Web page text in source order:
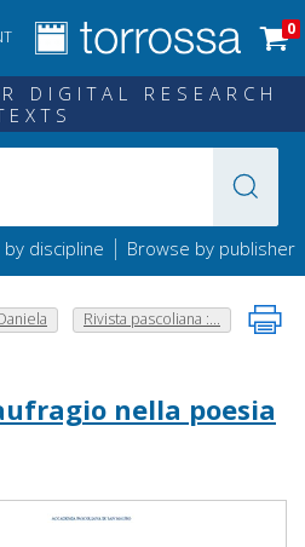
0
DIGITAL RESEARCH
discipline | Browse by publisher
Rivista pascoliana :...
nella poesia